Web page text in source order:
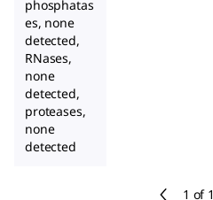
1 of 1
phosphatas
es, none
detected,
RNases,
none
detected,
proteases,
none
detected